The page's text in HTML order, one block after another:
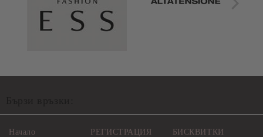
Начало РЕГИСТРАЦИЯ БИСКВИТКИ